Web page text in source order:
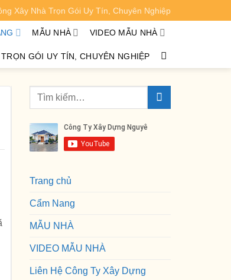
Xây Nhà Trọn Gói Uy Tín, Chuyên Nghiệp
MẪU NHÀ VIDEO MẪU NHÀ
GÓI UY TÍN, CHUYÊN NGHIỆP
Trang chủ
Cẩm Nang
MẪU NHÀ
VIDEO MẪU NHÀ
Liên Hệ Công Ty Xây Dựng
XEM CHI TIẾT